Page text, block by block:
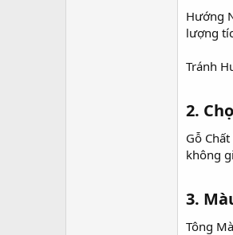
Hướng
lượng
Tránh
2.
Gỗ
không
3.
Tông